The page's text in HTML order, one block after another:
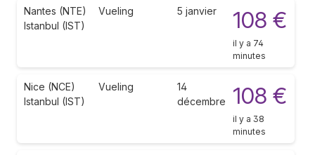
Nantes (NTE)
Istanbul (IST)
Vueling 5 janvier 108 €
il y a 74
minutes
Nice (NCE)
Istanbul (IST)
Vueling
14
décembre
108 €
il y a 38
minutes